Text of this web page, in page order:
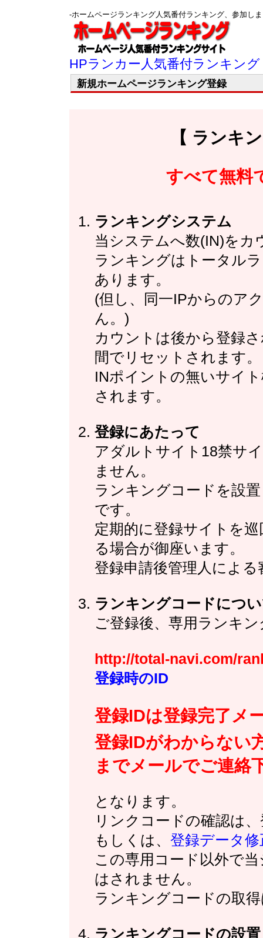
-ホームページランキング人気番付ランキング、参加し
HPランカー人気番付ランキン
新規ホームページランキング登録
【 ランキ
すべて無料
ランキングシステム
当システムへ数(IN)をカ
ランキングはトータル
あります。
(但し、同一IPからのア
ん。)
カウントは後から登録
間でリセットされます。
INポイントの無いサイ
されます。
登録にあたって
アダルトサイト18禁サ
ません。
ランキングコードを設
です。
定期的に登録サイトを
る場合が御座います。
登録申請後管理人によ
ランキングコードにつ
ご登録後、専用ランキ
http://total-navi.com/
登録時のID
登録IDは登録完了メ
登録IDがわからない
までメールでご連絡
となります。
リンクコードの確認は
もしくは、 登録データ修
この専用コード以外で
はされません。
ランキングコードの取
ランキングコードの設置